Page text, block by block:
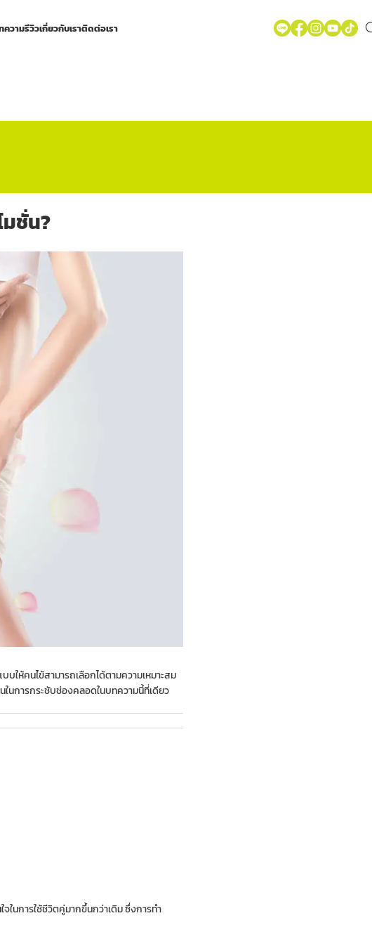
ความรีวิวเกี่ยวกับเราติดต่อเรา
มชั่น?
ห้คนไข้สามารถเลือกได้ตามความเหมาะสม
นการกระชับช่องคลอดในบทความนี้ที่เดียว
นการใช้ชีวิตคู่มากขึ้นกว่าเดิม ซึ่งการทำ